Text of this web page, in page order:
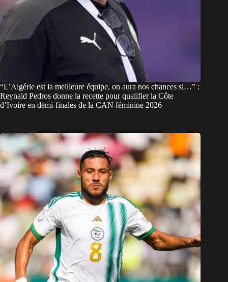
“L’Algérie est la meilleure équipe, on aura nos chances si…” :
Reynald Pedros donne la recette pour qualifier la Côte
d’Ivoire en demi-finales de la CAN féminine 2026